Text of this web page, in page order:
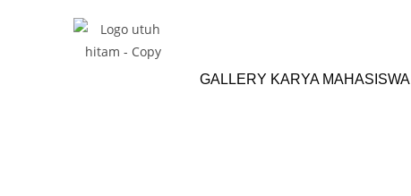
GALLERY KARYA MAHASISWA